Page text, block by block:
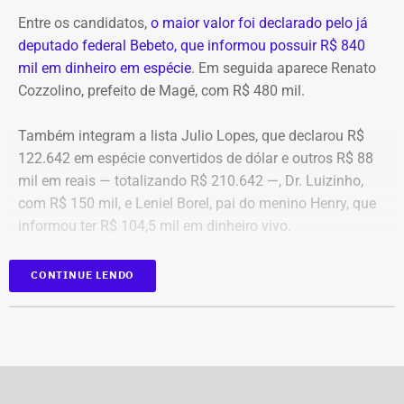
Entre os candidatos, o maior valor foi declarado pelo já
deputado federal Bebeto, que informou possuir R$ 840
mil em dinheiro em espécie. Em seguida aparece Renato
Cozzolino, prefeito de Magé, com R$ 480 mil.
Também integram a lista Julio Lopes, que declarou R$
122.642 em espécie convertidos de dólar e outros R$ 88
mil em reais — totalizando R$ 210.642 —, Dr. Luizinho,
com R$ 150 mil, e Leniel Borel, pai do menino Henry, que
informou ter R$ 104,5 mil em dinheiro vivo.
Candidato
Bebeto
Dr. Luizinho
R$ 150.000,00
CONTINUE LENDO